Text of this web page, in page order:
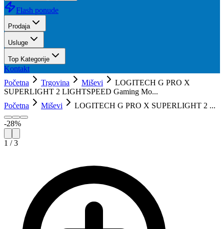
Flash ponude
Prodaja
Usluge
Top Kategorije
Kontakt
Početna
Trgovina Miševi
LOGITECH G PRO X
SUPERLIGHT 2 LIGHTSPEED Gaming Mo...
Početna
Miševi LOGITECH G PRO X SUPERLIGHT 2 ...
-28%
1 /3